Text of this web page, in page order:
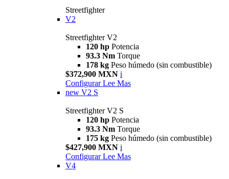
Streetfighter
V2
Streetfighter V2
120 hp Potencia
93.3 Nm Torque
178 kg Peso húmedo (sin combustible)
$372,900 MXN i
Configurar Lee Mas
new V2 S
Streetfighter V2 S
120 hp Potencia
93.3 Nm Torque
175 kg Peso húmedo (sin combustible)
$427,900 MXN i
Configurar Lee Mas
V4